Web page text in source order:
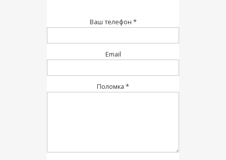
Ваш телефон *
Email
Поломка *